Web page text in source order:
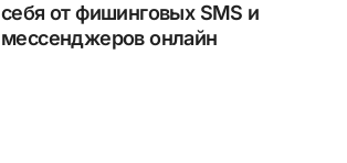
себя от фишинговых SMS и
мессенджеров онлайн